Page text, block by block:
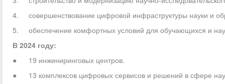
4. совершенствование цифровой инфраструктуры науки и
5. обеспечение комфортных условий для обучающихся и
В 2024 году:
● 19 инжиниринговых центров.
● 13 комплексов цифровых сервисов и решений в сфере